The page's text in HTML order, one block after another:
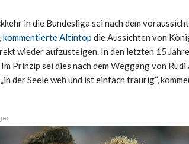
in die Bundesliga sei nach dem
kommentierte Altintop die Aussichten von
wieder aufzusteigen. In den letzten 15
Prinzip sei dies nach dem Weggang von
der Seele weh und ist einfach traurig“,